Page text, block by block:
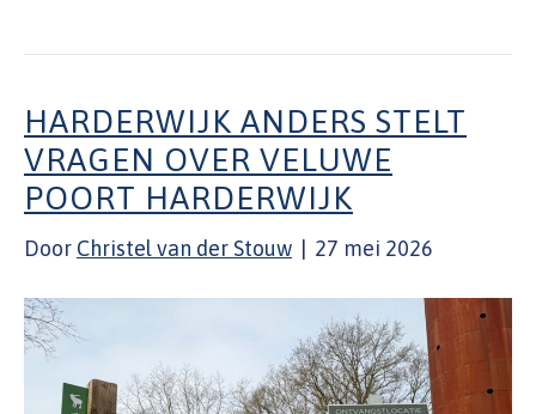
HARDERWIJK ANDERS STELT
VRAGEN OVER VELUWE
POORT HARDERWIJK
Door Christel van der Stouw | 27 mei 2026